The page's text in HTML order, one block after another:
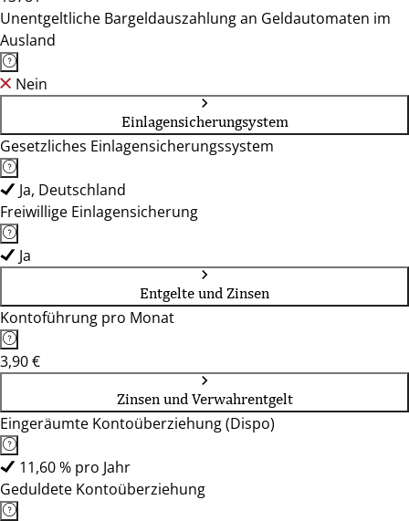
Unentgeltliche Bargeldauszahlung an Geldautomaten im
Ausland
Nein
Einlagensicherungsystem
Gesetzliches Einlagensicherungssystem
Ja, Deutschland
Freiwillige Einlagensicherung
Ja
Entgelte und Zinsen
Kontoführung pro Monat
3,90 €
Zinsen und Verwahrentgelt
Eingeräumte Kontoüberziehung (Dispo)
11,60 % pro Jahr
Geduldete Kontoüberziehung